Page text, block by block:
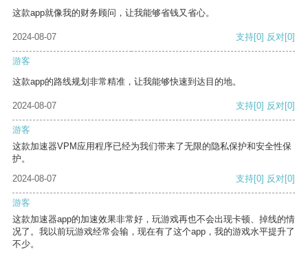
这款app就像我的财务顾问，让我能够省钱又省心。
2024-08-07 支持[0] 反对[0]
游客
这款app的路线规划非常精准，让我能够快速到达目的地。
2024-08-07 支持[0] 反对[0]
游客
这款加速器VPM应用程序已经为我们带来了无限的隐私保护和安全性保
护。
2024-08-07
支持[0] 反对[0]
游客
这款加速器app的加速效果非常好，玩游戏再也不会出现卡顿、掉线的情
况了。我以前玩游戏经常会输，现在有了这个app，我的游戏水平提升了
不少。